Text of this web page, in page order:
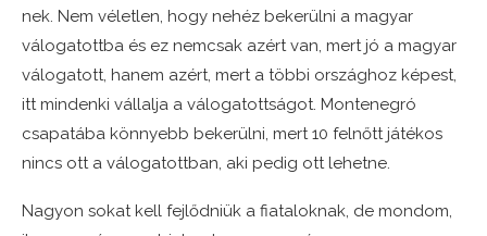
nek. Nem véletlen, hogy nehéz bekerülni a magyar
válogatottba és ez nemcsak azért van, mert jó a magyar
válogatott, hanem azért, mert a többi országhoz képest,
itt mindenki vállalja a válogatottságot. Montenegró
csapatába könnyebb bekerülni, mert 10 felnőtt játékos
nincs ott a válogatottban, aki pedig ott lehetne.
Nagyon sokat kell fejlődniük a fiataloknak, de mondom,